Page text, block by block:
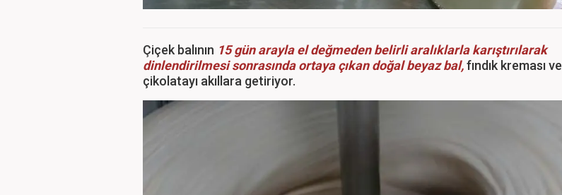
Çiçek balının 15 gün arayla el değmeden belirli aralıklarla karıştırılarak
dinlendirilmesi sonrasında ortaya çıkan doğal beyaz bal,fındık kreması ve
çikolatayı akıllara getiriyor.